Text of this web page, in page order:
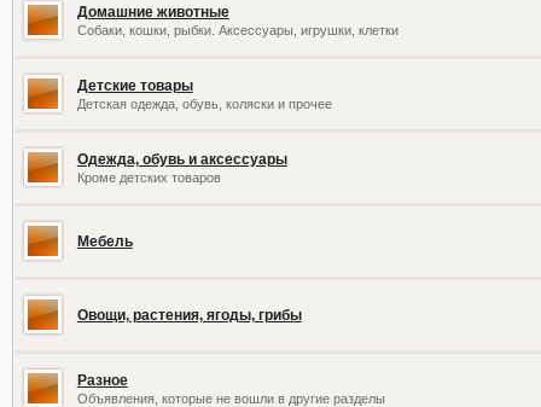
Домашние животные
Собаки, кошки, рыбки. Аксессуары, игрушки, клетки
Детские товары
Детская одежда, обувь, коляски и прочее
Одежда, обувь и аксессуары
Кроме детских товаров
Мебель
Овощи, растения, ягоды, грибы
Разное
Объявления, которые не вошли в другие разделы